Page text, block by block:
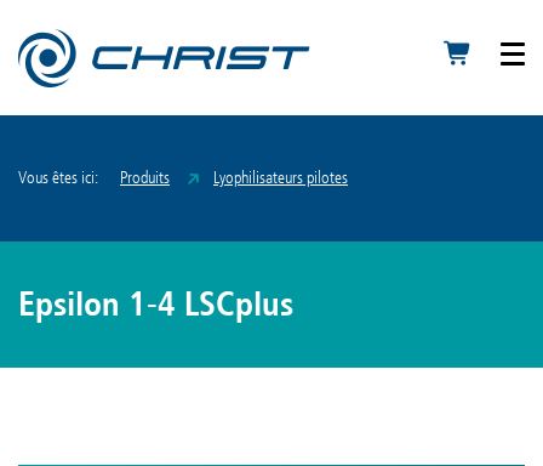
Vous êtes ici: Produits Lyophilisateurs pilotes
Epsilon 1-4 LSCplus